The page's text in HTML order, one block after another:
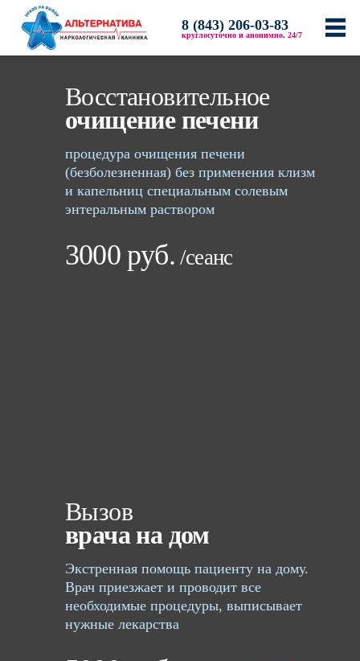
8 (843) 206-03-83
круглосуточно и анонимно, 24/7
Главная
Акции и скидки
Фотогалерея
Видео
Новости
СМИ о нас
Услуги
Родственникам
Контакты
Восстановительное
очищение печени
процедура очищения печени
(безболезненная) без применения клизм
и капельниц специальным солевым
энтеральным раствором
3000 руб. /сеанс
Вызов
врача на дом
Экстренная помощь пациенту на дому.
Врач приезжает и проводит все
необходимые процедуры, выписывает
нужные лекарства